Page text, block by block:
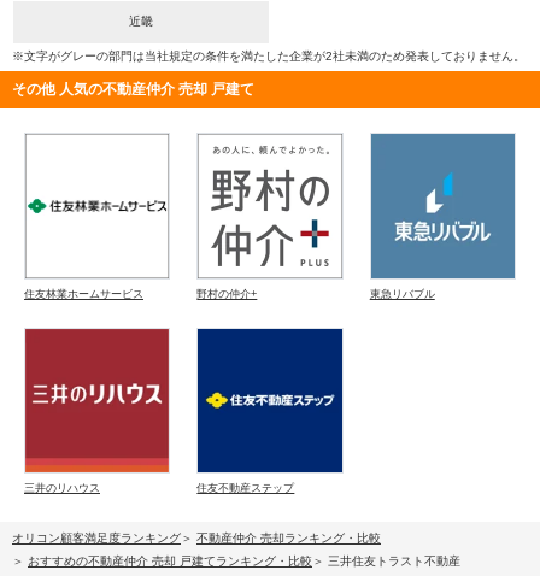
近畿
※文字がグレーの部門は当社規定の条件を満たした企業が2社未満のため発表しておりません。
その他 人気の不動産仲介 売却 戸建て
住友林業ホームサービス 野村の仲介+ 東急リバブル
三井のリハウス 住友不動産ステップ
オリコン顧客満足度ランキング
不動産仲介 売却ランキング・比較
おすすめの不動産仲介 売却 戸建てランキング・比較
三井住友トラスト不動産